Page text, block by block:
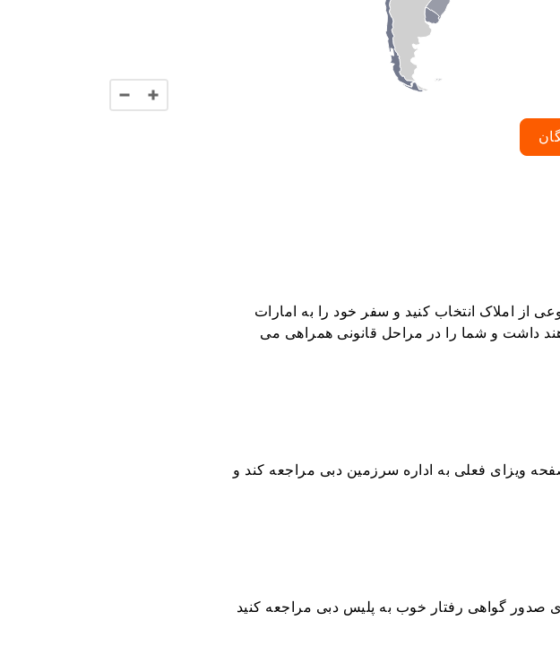
از املاک انتخاب کنید و سفر خود را به امارات
داشت و شما را در مراحل قانونی همراهی می
ویزای فعلی به اداره سرزمین دبی مراجعه کند و
صدور گواهی رفتار خوب به پلیس دبی مراجعه کنید